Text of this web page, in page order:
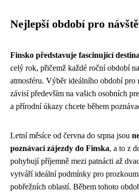
Nejlepší období pro
Finsko představuje fascinující
celý rok, přičemž každé roční období
atmosféru. Výběr ideálního období pro
závisí především na vašich osobních
a přírodní úkazy chcete během
Letní měsíce od června do srpna jsou
poznávací zájezdy do Finska, a to z
pohybují příjemně mezi patnácti až
vytváří ideální podmínky pro
pobřežních oblastí. Během tohoto